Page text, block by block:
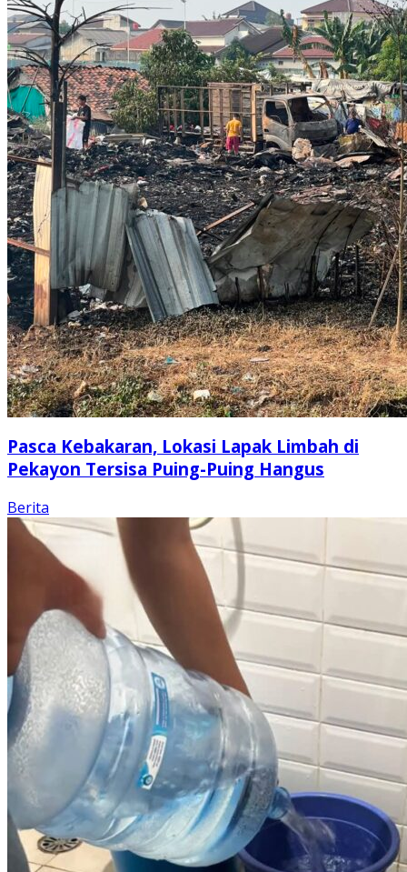
Pasca Kebakaran, Lokasi Lapak Limbah di
Pekayon Tersisa Puing-Puing Hangus
Berita